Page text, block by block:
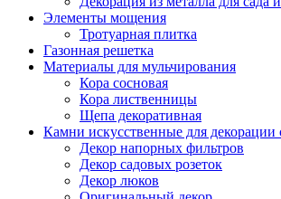
Элементы мощения
Тротуарная плитка
Газонная решетка
Материалы для мульчирования
Кора сосновая
Кора лиственницы
Щепа декоративная
Камни искусственные для декорации
Декор напорных фильтров
Декор садовых розеток
Декор люков